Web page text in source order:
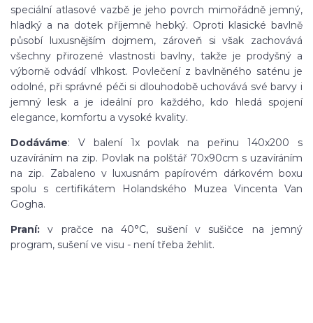
speciální atlasové vazbě je jeho povrch mimořádně jemný,
hladký a na dotek příjemně hebký. Oproti klasické bavlně
působí luxusnějším dojmem, zároveň si však zachovává
všechny přirozené vlastnosti bavlny, takže je prodyšný a
výborně odvádí vlhkost. Povlečení z bavlněného saténu je
odolné, při správné péči si dlouhodobě uchovává své barvy i
jemný lesk a je ideální pro každého, kdo hledá spojení
elegance, komfortu a vysoké kvality.
Dodáváme: V balení 1x povlak na peřinu 140x200 s
uzavíráním na zip. Povlak na polštář 70x90cm s uzavíráním
na zip. Zabaleno v luxusnám papírovém dárkovém boxu
spolu s certifikátem Holandského Muzea Vincenta Van
Gogha.
Praní: v pračce na 40°C, sušení v sušičce na jemný
program, sušení ve visu - není třeba žehlit.